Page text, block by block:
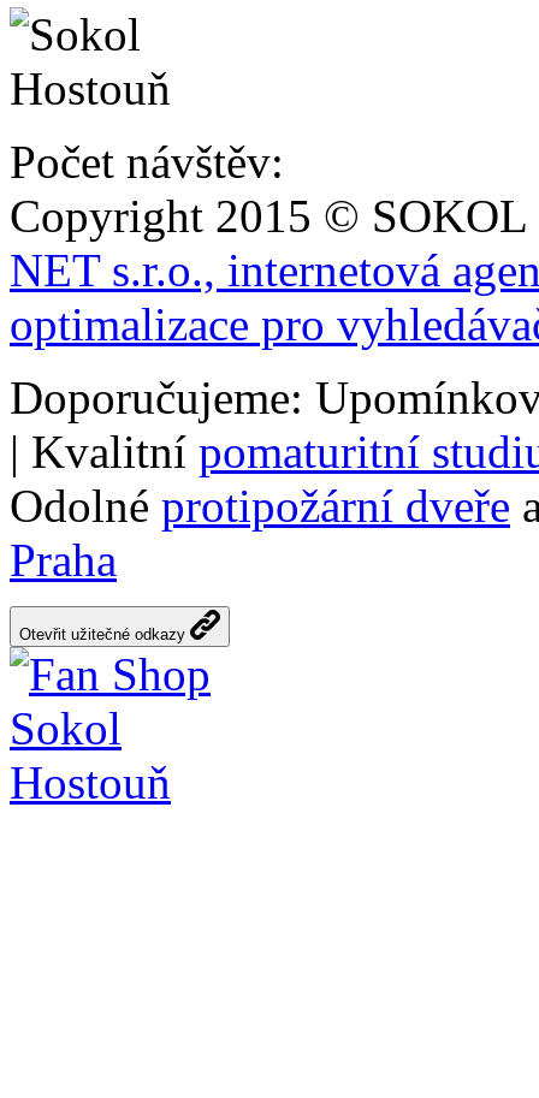
Počet návštěv:
Copyright 2015 ©
NET s.r.o., internetová
optimalizace pro
Doporučujeme:
| Kvalitní pomaturitní
Odolné protipožární dveře
Praha
Otevřit užitečné odkazy